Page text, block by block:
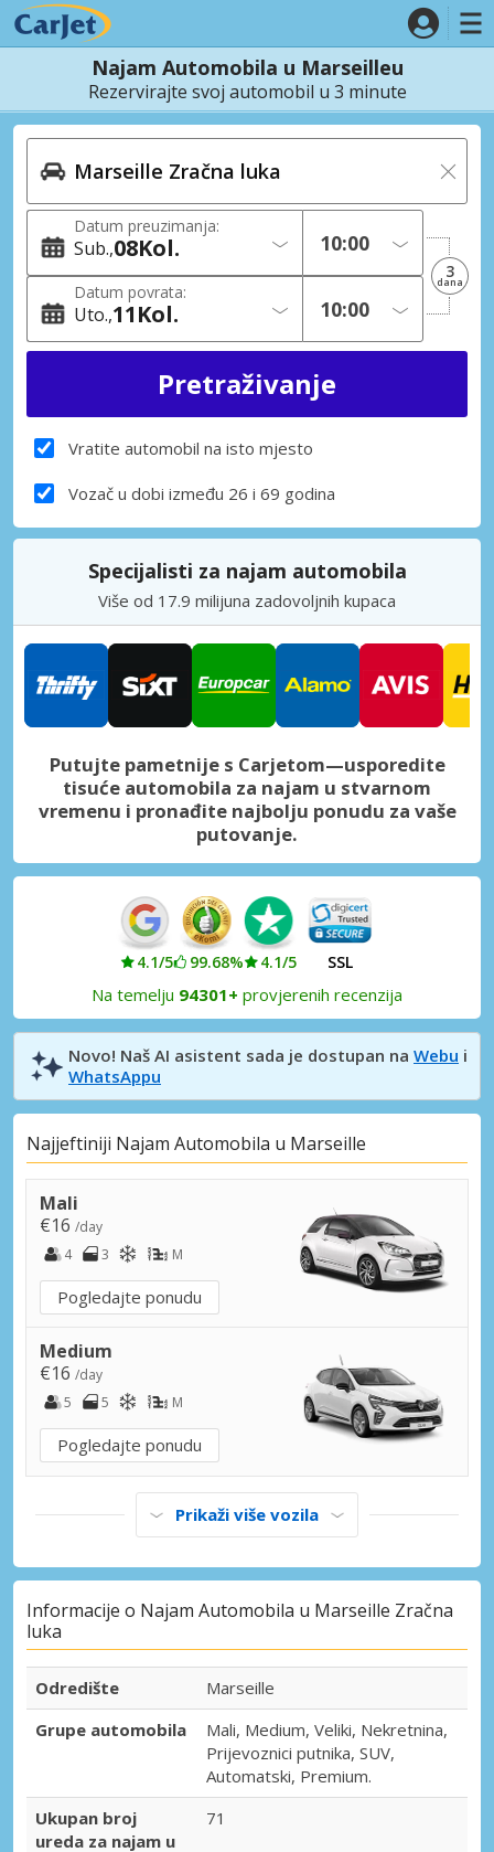
Najam Automobila u Marseilleu
Rezervirajte svoj automobil u 3 minute
Datum preuzimanja:
Sub. 08Kol.
Datum povrata:
Uto. 11Kol.
3
dana
Vratite automobil na isto mjesto
Vozač u dobi između 26 i 69 godina
Specijalisti za najam automobila
Više od 17.9 milijuna zadovoljnih kupaca
Putujte pametnije s Carjetom—usporedite
tisuće automobila za najam u stvarnom
vremenu i pronađite najbolju ponudu za vaše
putovanje.
4.1/5 99.68% 4.1/5 SSL
Na temelju 94301+ provjerenih recenzija
Novo! Naš AI asistent sada je dostupan na Webu i
WhatsAppu
Najjeftiniji Najam Automobila u Marseille
Mali
€16 /day
4
3 M
Pogledajte ponudu
Medium
€16 /day
5
5 M
Pogledajte ponudu
Prikaži više vozila
Informacije o Najam Automobila u Marseille Zračna
luka
Odredište
Marseille
Grupe automobila
Mali, Medium, Veliki, Nekretnina,
Prijevoznici putnika, SUV,
Automatski, Premium.
Ukupan broj
ureda za najam u
71